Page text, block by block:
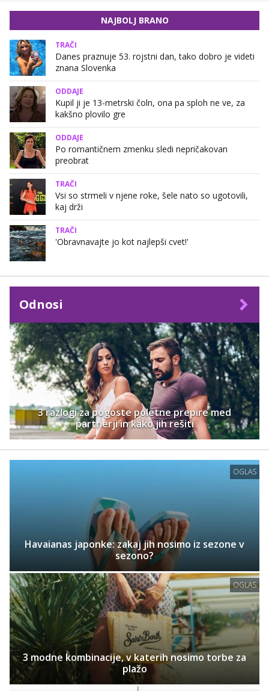
NAJBOLJ BRANO
TRAČI
Danes praznuje 53. rojstni dan, tako dobro je videti
znana Slovenka
ODDAJE
Kupil ji je 13-metrski čoln, ona pa sploh ne ve, za
kakšno plovilo gre
ODDAJE
Po romantičnem zmenku sledi nepričakovan
preobrat
TRAČI
Vsi so strmeli v njene roke, šele nato so ugotovili,
kaj drži
TRAČI
'Obravnavajte jo kot najlepši cvet!'
Odnosi
3 razlogi za pogoste poletne prepire med
partnerji in kako jih rešiti
OGLAS
Havaianas japonke: zakaj jih nosimo iz sezone v
sezono?
OGLAS
3 modne kombinacije, v katerih nosimo torbe za
plažo